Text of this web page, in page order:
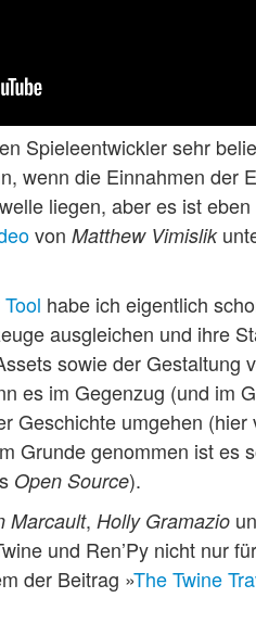
Spieleentwickler sehr
wenn die Einnahmen der
liegen, aber es ist
von Matthew Vimislik
habe ich eigentlich
ausgleichen und ihre
sowie der Gestaltung
es im Gegenzug (und im
Geschichte umgehen
Grunde genommen ist
Open Source).
Marcault, Holly Gramazio
und Ren’Py nicht nur
der Beitrag »The Twine